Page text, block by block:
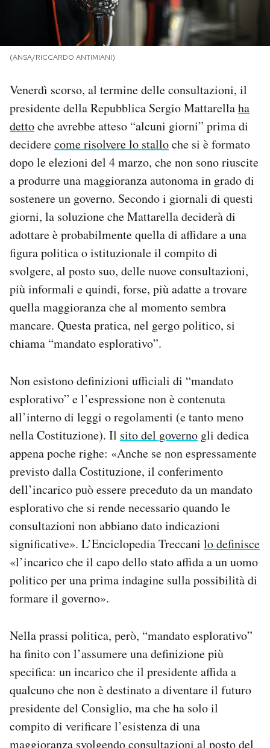
I MIEI PREFERITI
CALENDARIO
AREA PERSONALE
Area Personale
Regala il Post
Hai bisogno di aiuto?
Esci
(ANSA/RICCARDO ANTIMIANI)
Venerdì scorso, al termine delle consultazioni, il
presidente della Repubblica Sergio Mattarellaha
dettoche avrebbe atteso “alcuni giorni” prima di
deciderecome risolvere lo stalloche si è formato
dopo le elezioni del 4 marzo, che non sono riuscite
a produrre una maggioranza autonoma in grado di
sostenere un governo. Secondo i giornali di questi
giorni, la soluzione che Mattarella deciderà di
adottare è probabilmente quella di affidare a una
figura politica o istituzionale il compito di
svolgere, al posto suo, delle nuove consultazioni,
più informali e quindi, forse, più adatte a trovare
quella maggioranza che al momento sembra
mancare. Questa pratica, nel gergo politico, si
chiama “mandato esplorativo”.
Non esistono definizioni ufficiali di “mandato
esplorativo” e l’espressione non è contenuta
all’interno di leggi o regolamenti (e tanto meno
nella Costituzione). Il sito del governo gli dedica
appena poche righe: «Anche se non espressamente
previsto dalla Costituzione, il conferimento
dell’incarico può essere preceduto da un mandato
esplorativo che si rende necessario quando le
consultazioni non abbiano dato indicazioni
significative». L’Enciclopedia Treccani lo definisce
«l’incarico che il capo dello stato affida a un uomo
politico per una prima indagine sulla possibilità di
formare il governo».
Nella prassi politica, però, “mandato esplorativo”
ha finito con l’assumere una definizione più
specifica: un incarico che il presidente affida a
qualcuno che non è destinato a diventare il futuro
presidente del Consiglio, ma che ha solo il
compito di verificare l’esistenza di una
maggioranza svolgendo consultazioni al posto del